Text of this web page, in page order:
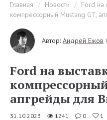
Главная Новости
Ford на
компрессорный Mustang GT,
Автор: Андрей Ежов
Ford на
апгрейды для
31.10.2023 1241 0 1